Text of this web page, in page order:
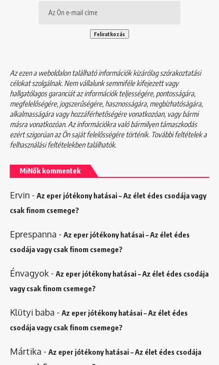
Az ezen a weboldalon található információk kizárólag szórakoztatási
célokat szolgálnak. Nem vállalunk semmiféle kifejezett vagy
hallgatólagos garanciát az információk teljességére, pontosságára,
megfelelőségére, jogszerűségére, hasznosságára, megbízhatóságára,
alkalmasságára vagy hozzáférhetőségére vonatkozóan, vagy bármi
másra vonatkozóan. Az információkra való bármilyen támaszkodás
ezért szigorúan az Ön saját felelősségére történik. További feltételek a
felhasználási feltételekbentalálhatók.
MiNők kommentek
Ervin - Az eper jótékony hatásai – Az élet édes csodája vagy
csak finom csemege?
Eprespanna - Az eper jótékony hatásai – Az élet édes
csodája vagy csak finom csemege?
Énvagyok - Az eper jótékony hatásai – Az élet édes csodája
vagy csak finom csemege?
Klütyi baba - Az eper jótékony hatásai – Az élet édes
csodája vagy csak finom csemege?
Mártika - Az eper jótékony hatásai – Az élet édes csodája